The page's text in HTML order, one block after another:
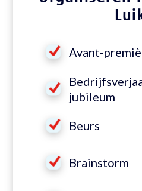
Avant-
jubileum
Beurs
Brainstorm